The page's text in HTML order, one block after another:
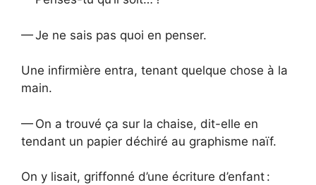
— Je ne sais pas quoi en penser.
Une infirmière entra, tenant quelque chose à la
main.
— On a trouvé ça sur la chaise, dit-elle en
tendant un papier déchiré au graphisme naïf.
On y lisait, griffonné d’une écriture d’enfant :